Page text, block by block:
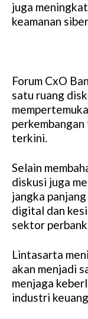
juga
keamanan
Forum CxO
satu ruang
terkini.
Selain
diskusi juga
jangka
digital dan
sektor
Lintasarta
akan menjadi
menjaga
industri